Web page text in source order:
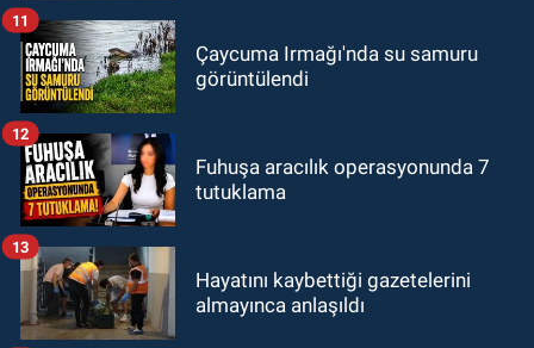
Çaycuma Irmağı'nda su samuru
görüntülendi
11
Fuhuşa aracılık operasyonunda 7
tutuklama
12
Hayatını kaybettiği gazetelerini
almayınca anlaşıldı
13